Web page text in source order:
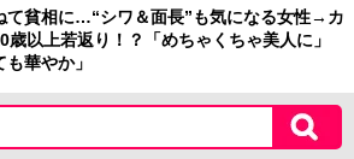
て貧相に…“シワ＆面長”も気になる女性→カ
歳以上若返り！？「めちゃくちゃ美人に」
も華やか」